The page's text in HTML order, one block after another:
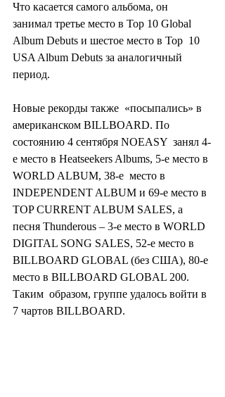
Что касается самого альбома, он
занимал третье место в Top 10 Global
Album Debuts и шестое место в Top  10
USA Album Debuts за аналогичный
период.
Новые рекорды также  «посыпались» в
американском BILLBOARD. По
состоянию 4 сентября NOEASY  занял 4-
е место в Heatseekers Albums, 5-е место в
WORLD ALBUM, 38-е  место в
INDEPENDENT ALBUM и 69-е место в
TOP CURRENT ALBUM SALES, а
песня Thunderous – 3-е место в WORLD
DIGITAL SONG SALES, 52-е место в
BILLBOARD GLOBAL (без США), 80-е
место в BILLBOARD GLOBAL 200.
Таким  образом, группе удалось войти в
7 чартов BILLBOARD.